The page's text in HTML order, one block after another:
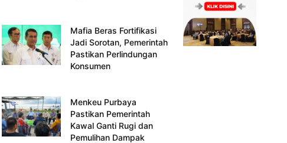
Mafia Beras Fortifikasi
Jadi Sorotan, Pemerintah
Pastikan Perlindungan
Konsumen
Menkeu Purbaya
Pastikan Pemerintah
Kawal Ganti Rugi dan
Pemulihan Dampak